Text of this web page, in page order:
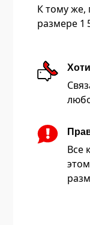
К тому же,
размере 1
Все